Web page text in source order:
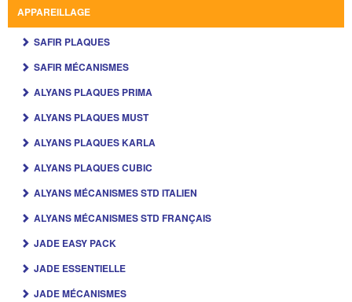
APPAREILLAGE
SAFIR PLAQUES
SAFIR MÉCANISMES
ALYANS PLAQUES PRIMA
ALYANS PLAQUES MUST
ALYANS PLAQUES KARLA
ALYANS PLAQUES CUBIC
ALYANS MÉCANISMES STD ITALIEN
ALYANS MÉCANISMES STD FRANÇAIS
JADE EASY PACK
JADE ESSENTIELLE
JADE MÉCANISMES